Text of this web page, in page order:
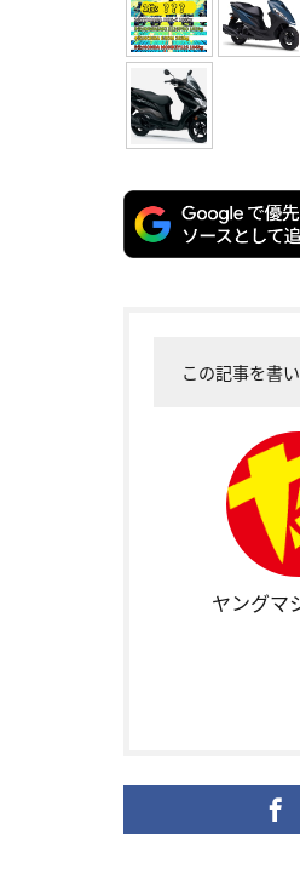
この記事を書
ヤングマ